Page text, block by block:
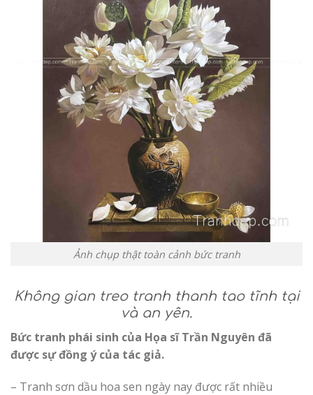
Ảnh chụp thật toàn cảnh bức tranh
Không gian treo tranh thanh tao tĩnh tại
và an yên.
Bức tranh phái sinh của Họa sĩ Trần Nguyên đã
được sự đồng ý của tác giả.
– Tranh sơn dầu hoa sen ngày nay được rất nhiều